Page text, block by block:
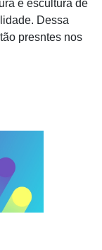
e escultura de
Dessa
presntes nos